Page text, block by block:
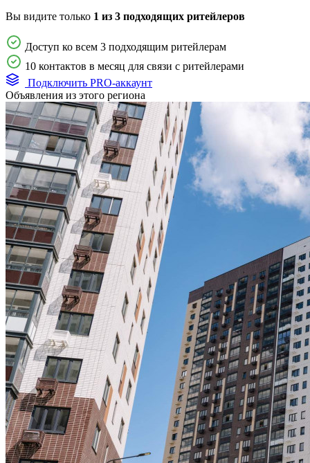
Вы видите только 1 из 3 подходящих ритейлеров
Доступ ко всем 3 подходящим ритейлерам
10 контактов в месяц для связи с ритейлерами
Подключить PRO-аккаунт
Объявления из этого региона